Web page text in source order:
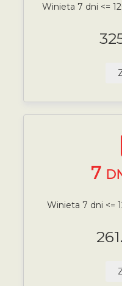
Winieta 7 dni <=
7
Winieta 7 dni <=